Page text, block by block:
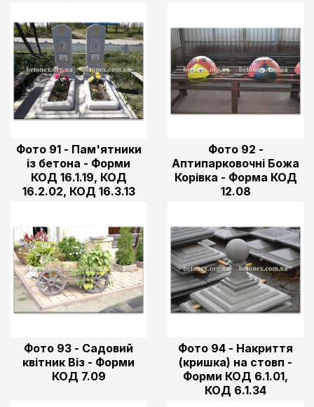
Фото 91 - Пам'ятники
із бетона - Форми
КОД 16.1.19, КОД
16.2.02, КОД 16.3.13
Фото 92 -
Аптипарковочні Божа
Корівка - Форма КОД
12.08
Фото 93 - Садовий
квітник Віз - Форми
КОД 7.09
Фото 94 - Накриття
(кришка) на стовп -
Форми КОД 6.1.01,
КОД 6.1.34